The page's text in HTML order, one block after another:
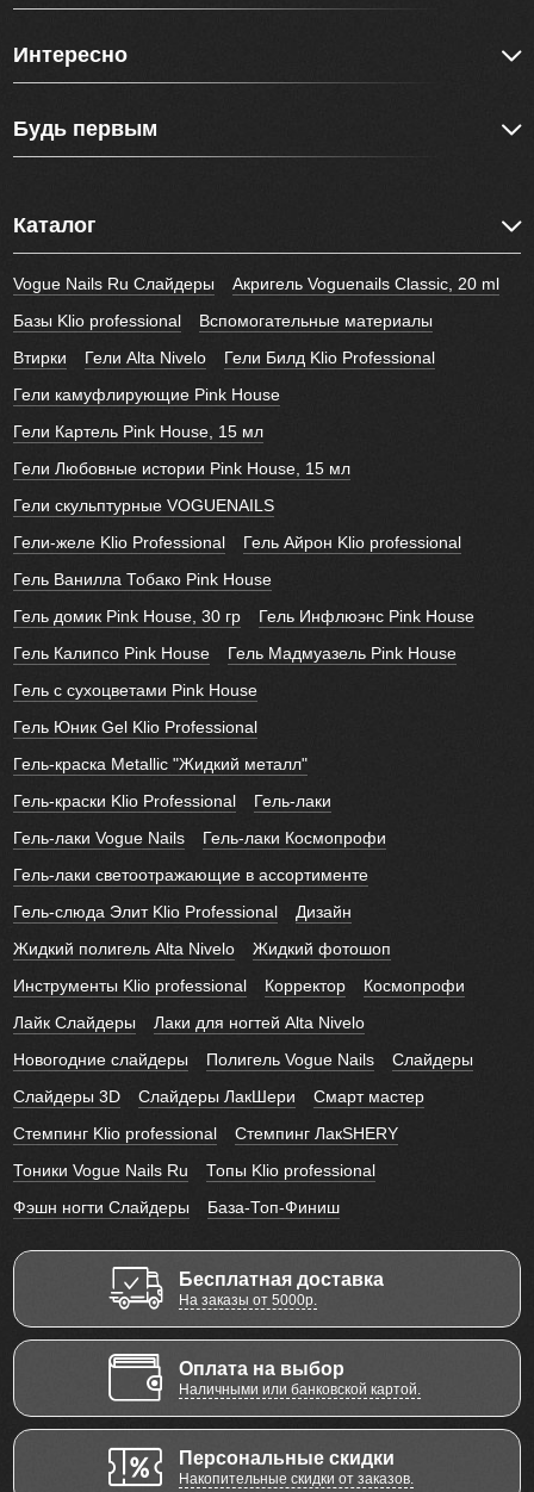
Интересно
Будь первым
Каталог
Vogue Nails Ru Слайдеры
Акригель Voguenails Classic, 20 ml
Базы Klio professional
Вспомогательные материалы
Втирки
Гели Alta Nivelo
Гели Билд Klio Professional
Гели камуфлирующие Pink House
Гели Картель Pink House, 15 мл
Гели Любовные истории Pink House, 15 мл
Гели скульптурные VOGUENAILS
Гели-желе Klio Professional
Гель Айрон Klio professional
Гель Ванилла Тобако Pink House
Гель домик Pink House, 30 гр
Гель Инфлюэнс Pink House
Гель Калипсо Pink House
Гель Мадмуазель Pink House
Гель с сухоцветами Pink House
Гель Юник Gel Klio Professional
Гель-краска Metallic "Жидкий металл"
Гель-краски Klio Professional
Гель-лаки
Гель-лаки Vogue Nails
Гель-лаки Космопрофи
Гель-лаки светоотражающие в ассортименте
Гель-слюда Элит Klio Professional
Дизайн
Жидкий полигель Alta Nivelo
Жидкий фотошоп
Инструменты Klio professional
Корректор
Космопрофи
Лайк Слайдеры
Лаки для ногтей Alta Nivelo
Новогодние слайдеры
Полигель Vogue Nails
Слайдеры
Слайдеры 3D
Слайдеры ЛакШери
Смарт мастер
Стемпинг Klio professional
Стемпинг ЛакSHERY
Тоники Vogue Nails Ru
Топы Klio professional
Фэшн ногти Слайдеры
База-Топ-Финиш
Бесплатная доставка
На заказы от 5000р.
Оплата на выбор
Наличными или банковской картой.
Персональные скидки
Накопительные скидки от заказов.